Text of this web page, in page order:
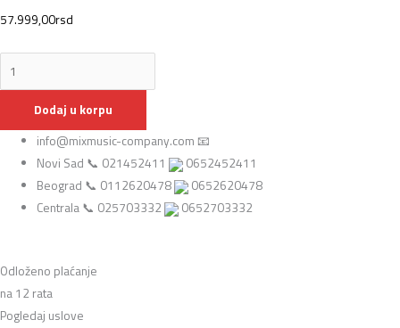
57.999,00rsd
Dodaj u korpu
info@mixmusic-company.com 📧
Novi Sad 📞 021452411
0652452411
Beograd 📞 0112620478
0652620478
Centrala 📞 025703332
0652703332
Odloženo plaćanje
na 12 rata
Pogledaj uslove